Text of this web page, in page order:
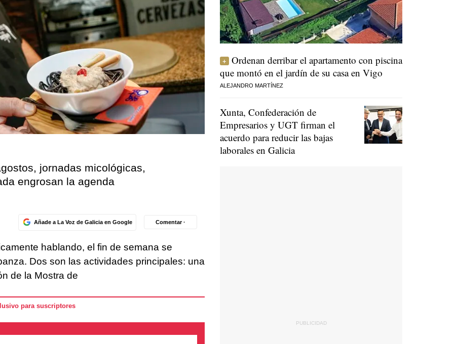
jornadas micológicas,
engrosan la agenda
Añade a La Voz de Galicia en Google Comentar ·
hablando, el fin de semana se
Dos son las actividades principales: una
de la Mostra de
para suscriptores
Ordenan derribar el apartamento con piscina
que montó en el jardín de su casa en Vigo
ALEJANDRO MARTÍNEZ
Xunta, Confederación de
Empresarios y UGT firman el
acuerdo para reducir las bajas
laborales en Galicia